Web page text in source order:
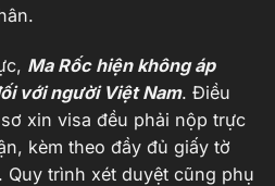
Ma Rốc hiện không áp
với người Việt Nam. Điều
xin visa đều phải nộp trực
kèm theo đầy đủ giấy tờ
Quy trình xét duyệt cũng phụ